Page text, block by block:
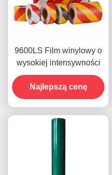
9600LS Film winylowy o
wysokiej intensywności
Najlepszą cenę